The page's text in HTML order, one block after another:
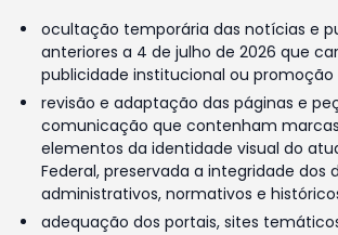
ocultação temporária das notícias e
anteriores a 4 de julho de 2026 que
publicidade institucional ou promoção
revisão e adaptação das páginas e
comunicação que contenham
elementos da identidade visual do
Federal, preservada a integridade dos
administrativos, normativos e
adequação dos portais, sites